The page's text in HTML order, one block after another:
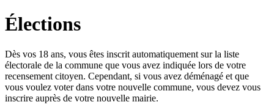
Élections
Dès vos 18 ans, vous êtes inscrit automatiquement sur la liste
électorale de la commune que vous avez indiquée lors de votre
recensement citoyen. Cependant, si vous avez déménagé et que
vous voulez voter dans votre nouvelle commune, vous devez vous
inscrire auprès de votre nouvelle mairie.